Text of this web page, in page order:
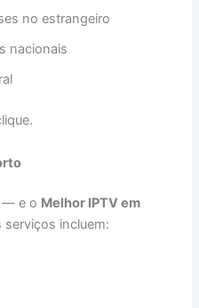
no estrangeiro
nacionais
— e o Melhor IPTV em
serviços incluem: